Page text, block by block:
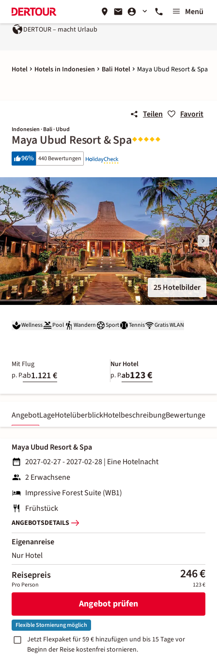
Menü
DERTOUR – macht Urlaub
Hotel Hotels in Indonesien Bali Hotel Maya Ubud Resort & Spa
Teilen Favorit
Indonesien · Bali · Ubud
Maya Ubud Resort & Spa
96% 440 Bewertungen
25 Hotelbilder
Wellness Pool Wandern Sport Tennis Gratis WLAN
Mit Flug
p. P.ab1.121 €
Nur Hotel
p. P.ab123 €
AngebotLageHotelüberblickHotelbeschreibungBewertungen
Maya Ubud Resort & Spa
2027-02-27 - 2027-02-28| Eine Hotelnacht
2 Erwachsene
Impressive Forest Suite (WB1)
Frühstück
ANGEBOTSDETAILS
Eigenanreise
Nur Hotel
Reisepreis 246 €
Pro Person 123 €
Angebot prüfen
Flexible Stornierung möglich
Jetzt Flexpaket für 59 € hinzufügen und bis 15 Tage vor
Beginn der Reise kostenfrei stornieren.